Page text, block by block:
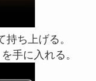
ち上げる。
手に入れる。